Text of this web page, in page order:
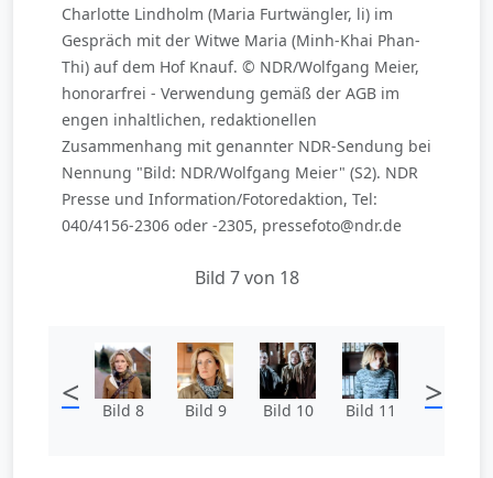
Charlotte Lindholm (Maria Furtwängler, li) im
Gespräch mit der Witwe Maria (Minh-Khai Phan-
Thi) auf dem Hof Knauf. © NDR/Wolfgang Meier,
honorarfrei - Verwendung gemäß der AGB im
engen inhaltlichen, redaktionellen
Zusammenhang mit genannter NDR-Sendung bei
Nennung "Bild: NDR/Wolfgang Meier" (S2). NDR
Presse und Information/Fotoredaktion, Tel:
040/4156-2306 oder -2305, pressefoto@ndr.de
Bild 7 von 18
< Bild 8 Bild 9 Bild 10 Bild 11 >